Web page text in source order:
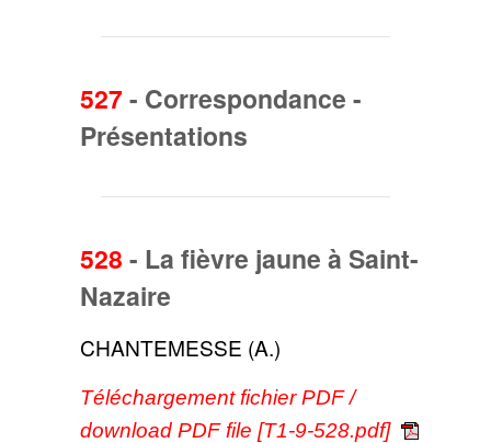
527- Correspondance -
Présentations
528 - La fièvre jaune à Saint-
Nazaire
CHANTEMESSE (A.)
Téléchargement fichier PDF /
download PDF file [T1-9-528.pdf]